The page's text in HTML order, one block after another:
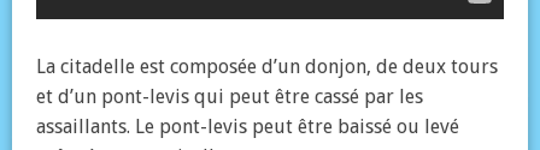
La citadelle est composée d’un donjon, de deux tours
et d’un pont-levis qui peut être cassé par les
assaillants. Le pont-levis peut être baissé ou levé